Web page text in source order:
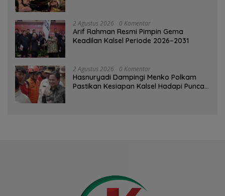
2 Agustus 2026 0 Komentar
Arif Rahman Resmi Pimpin Gema
Keadilan Kalsel Periode 2026–2031
2 Agustus 2026 0 Komentar
Hasnuryadi Dampingi Menko Polkam
Pastikan Kesiapan Kalsel Hadapi Puncak